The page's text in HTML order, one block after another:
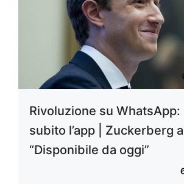
Rivoluzione su WhatsApp:
subito l’app | Zuckerberg
“Disponibile da oggi”